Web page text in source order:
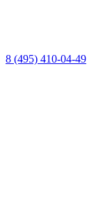
8 (495) 410-04-49